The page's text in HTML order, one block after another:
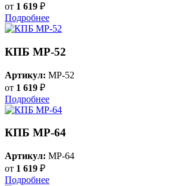
от 1 619 ₽
Подробнее
КПБ MP-52
Артикул: MP-52
от 1 619 ₽
Подробнее
КПБ MP-64
Артикул: MP-64
от 1 619 ₽
Подробнее